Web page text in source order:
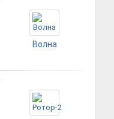
Волна